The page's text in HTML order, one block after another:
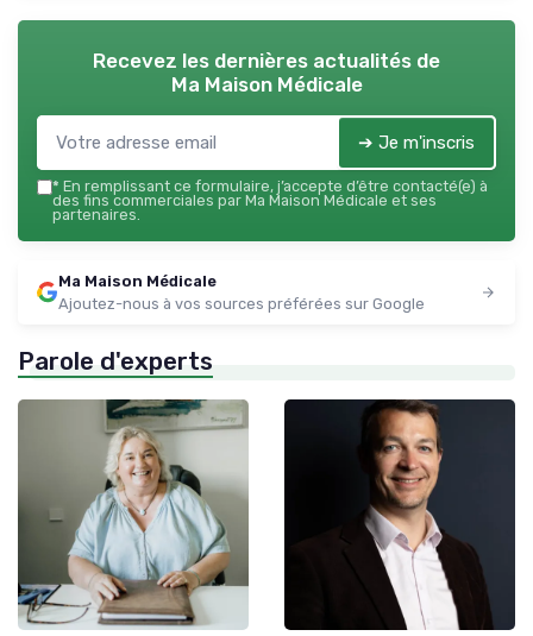
Recevez les dernières actualités de
Ma Maison Médicale
➔ Je m'inscris
* En remplissant ce formulaire, j’accepte d’être contacté(e) à
des fins commerciales par Ma Maison Médicale et ses
partenaires.
Ma Maison Médicale
Ajoutez-nous à vos sources préférées sur Google
Parole d'experts